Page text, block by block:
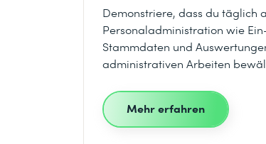
Demonstriere, dass du täglich
Personaladministration wie
Stammdaten und
administrativen Arbeiten
Mehr erfahren